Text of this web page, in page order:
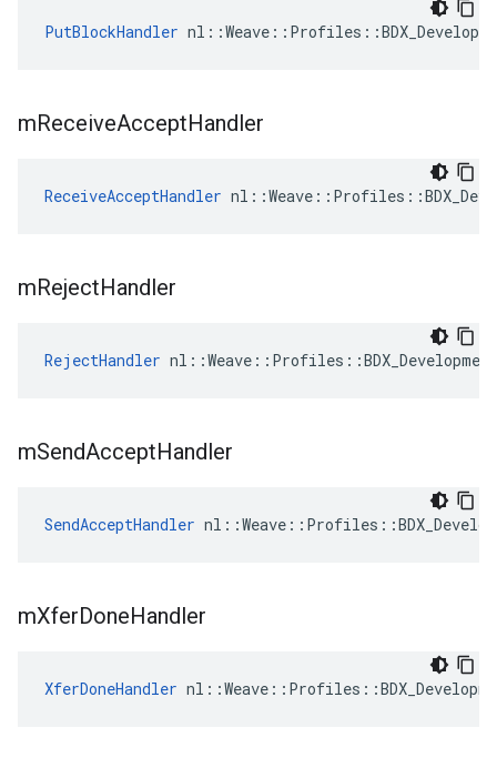
PutBlockHandler
mReceiveAcceptHandler
ReceiveAcceptHandler
mRejectHandler
RejectHandler
mSendAcceptHandler
SendAcceptHandler
mXferDoneHandler
XferDoneHandler